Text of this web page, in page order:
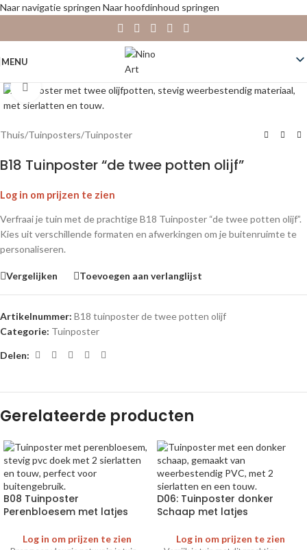
Naar navigatie springen Naar hoofdinhoud springen
MENU
Klik om te vergroten
Thuis/Tuinposters/Tuinposter
B18 Tuinposter “de twee potten olijf”
Log in om prijzen te zien
Verfraai je tuin met de prachtige B18 Tuinposter “de twee potten olijf”.
Kies uit verschillende formaten en afwerkingen om je buitenruimte te
personaliseren.
Vergelijken Toevoegen aan verlanglijst
Artikelnummer: B18 tuinposter de twee potten olijf
Categorie: Tuinposter
Delen:
Gerelateerde producten
B08 Tuinposter
Perenbloesem met latjes
Log in om prijzen te zien
D06: Tuinposter donker
Schaap met latjes
Log in om prijzen te zien